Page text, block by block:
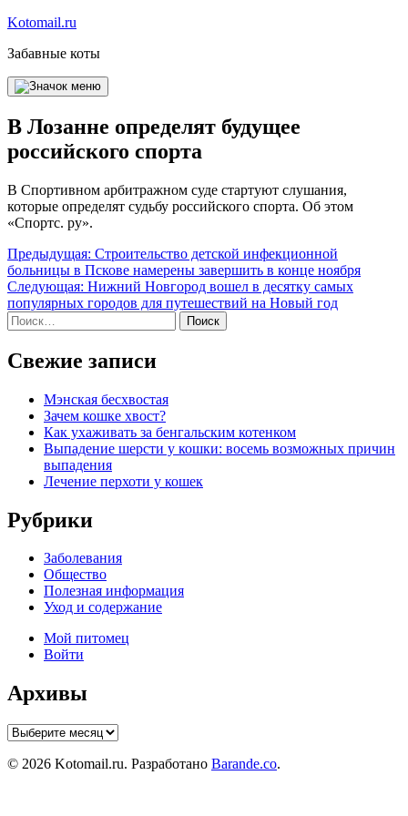
Перейти
содержимому
Kotomail.ru
Забавные коты
В Лозанне определят будущее
российского спорта
В Спортивном арбитражном суде стартуют слушания,
которые определят судьбу российского спорта. Об этом
«Спортс. ру».
Навигация
по
записям
Предыдущая: Строительство детской инфекционной
больницы в Пскове намерены завершить в конце ноября
Следующая: Нижний Новгород вошел в десятку самых
популярных городов для путешествий на Новый год
Найти:
Свежие записи
Мэнская бесхвостая
Зачем кошке хвост?
Как ухаживать за бенгальским котенком
Выпадение шерсти у кошки: восемь возможных причин
выпадения
Лечение перхоти у кошек
Рубрики
Заболевания
Общество
Полезная информация
Уход и содержание
Мой питомец
Войти
Архивы
Архивы
© 2026 Kotomail.ru. Разработано Barande.co.